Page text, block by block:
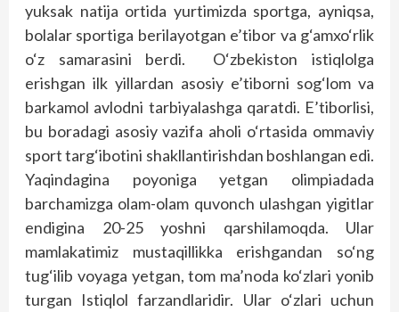
yuksak natija ortida yurtimizda sportga, ayniqsa,
bolalar sportiga berilayotgan e’tibor va g‘amxo‘rlik
o‘z samarasini berdi. O‘zbekiston istiqlolga
erishgan ilk yillardan asosiy e’tiborni sog‘lom va
barkamol avlodni tarbiyalashga qaratdi. E’tiborlisi,
bu boradagi asosiy vazifa aholi o‘rtasida ommaviy
sport targ‘ibotini shakllantirishdan boshlangan edi.
Yaqindagina poyoniga yetgan olimpiadada
barchamizga olam-olam quvonch ulashgan yigitlar
endigina 20-25 yoshni qarshilamoqda. Ular
mamlakatimiz mustaqillikka erishgandan so‘ng
tug‘ilib voyaga yetgan, tom ma’noda ko‘zlari yonib
turgan Istiqlol farzandlaridir. Ular o‘zlari uchun